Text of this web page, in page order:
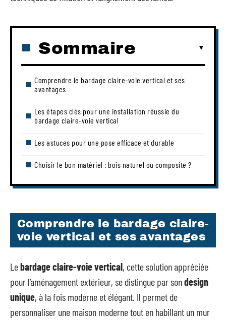
Sommaire
Comprendre le bardage claire-voie vertical et ses
avantages
Les étapes clés pour une installation réussie du
bardage claire-voie vertical
Les astuces pour une pose efficace et durable
Choisir le bon matériel : bois naturel ou composite ?
Comprendre le bardage claire-
voie vertical et ses avantages
Lebardage claire-voie vertical, cette solution appréciée
pour l’aménagement extérieur, se distingue par sondesign
unique, à la fois moderne et élégant. Il permet de
personnaliser une maison moderne tout en habillant un mur